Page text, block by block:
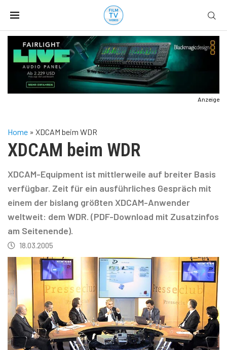
Anzeige
Home » XDCAM beim WDR
XDCAM beim WDR
XDCAM-Equipment ist mittlerweile auf breiter Basis
verfügbar. Zeit für ein ausführliches Gespräch mit
einem der bislang größten XDCAM-Anwender
weltweit: dem WDR. (PDF-Download mit Zusatzinfos
am Seitenende).
18.03.2005